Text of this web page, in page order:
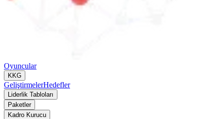
Oyuncular
KKG
GeliştirmelerHedefler
Liderlik Tabloları
Paketler
Kadro Kurucu